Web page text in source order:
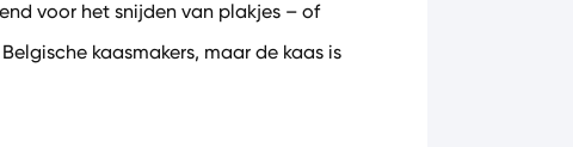
voor het snijden van plakjes – of
kaasmakers, maar de kaas is